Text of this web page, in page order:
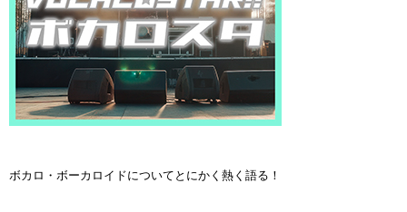
ボカロ・ボーカロイドについてとにかく熱く語る！